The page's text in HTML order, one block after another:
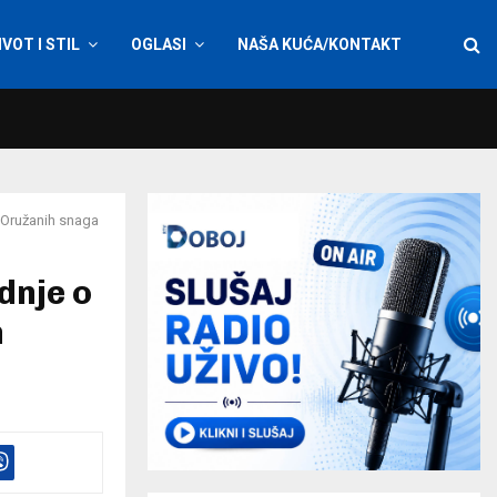
I STIL OGLASI NAŠA KUĆA/KONTAKT
snaga
o